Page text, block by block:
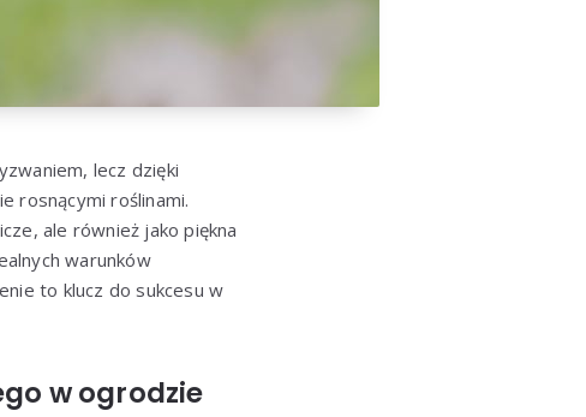
lecz dzięki
rosnącymi roślinami.
ale również jako piękna
warunków
to klucz do sukcesu w
w ogrodzie